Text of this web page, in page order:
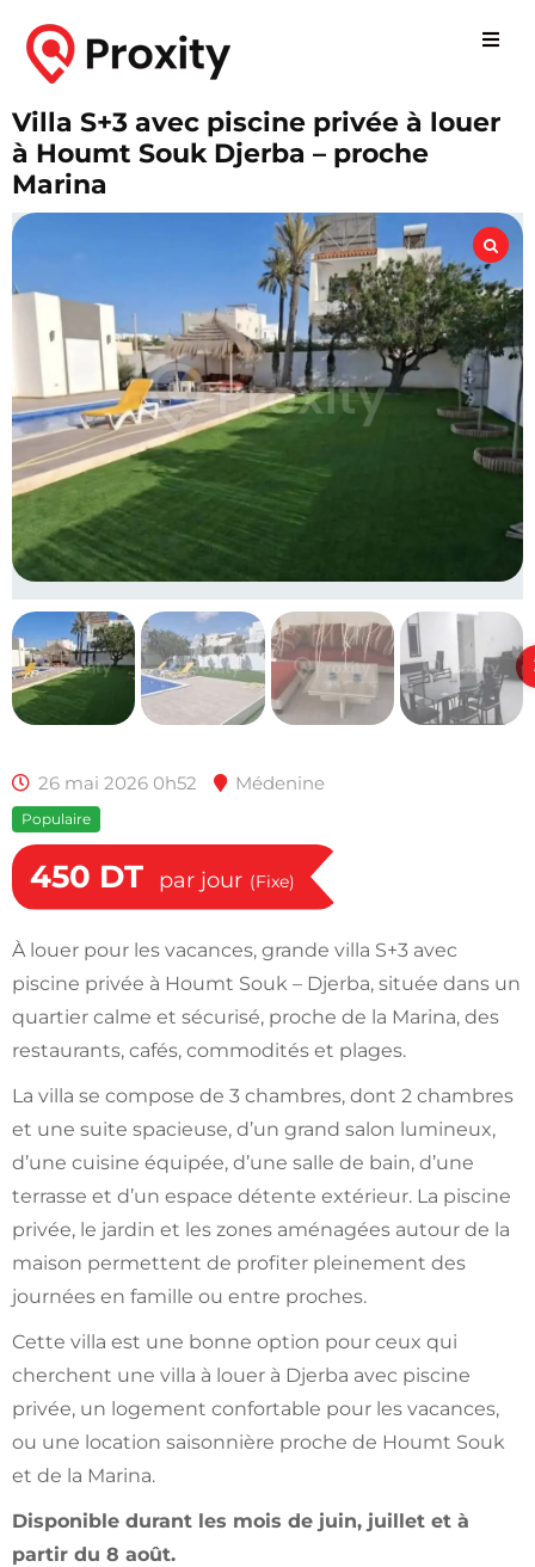
Villa S+3 avec piscine privée à louer
à Houmt Souk Djerba – proche
Marina
26 mai 2026 0h52 Médenine
Populaire
450 DT par jour (Fixe)
À louer pour les vacances, grande villa S+3 avec
piscine privée à Houmt Souk – Djerba, située dans un
quartier calme et sécurisé, proche de la Marina, des
restaurants, cafés, commodités et plages.
La villa se compose de 3 chambres, dont 2 chambres
et une suite spacieuse, d’un grand salon lumineux,
d’une cuisine équipée, d’une salle de bain, d’une
terrasse et d’un espace détente extérieur. La piscine
privée, le jardin et les zones aménagées autour de la
maison permettent de profiter pleinement des
journées en famille ou entre proches.
Cette villa est une bonne option pour ceux qui
cherchent une villa à louer à Djerba avec piscine
privée, un logement confortable pour les vacances,
ou une location saisonnière proche de Houmt Souk
et de la Marina.
Disponible durant les mois de juin, juillet et à
partir du 8 août.